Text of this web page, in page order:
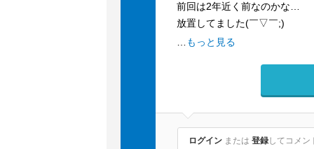
前回は2年近く前なのかな…
放置してました(￣▽￣;)
月日は流れて
もっと見る
ログイン または 登録 してコメン